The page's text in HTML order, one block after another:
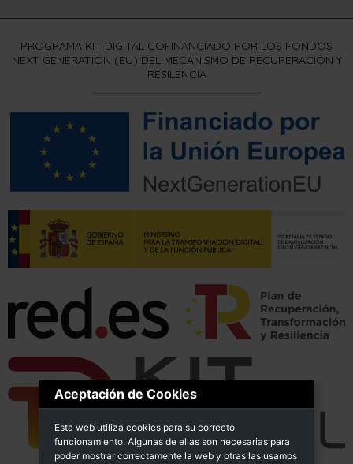
PROGRAMA KIT DIGITAL COFINANCIADO POR LOS FONDOS
NEXT GENERATION (EU) DEL MECANISMO DE RECUPERACIÓN Y
RESILENCIA
Aceptación de Cookies
Esta web utiliza cookies para su correcto
funcionamiento. Algunas de ellas son necesarias para
poder mostrar correctamente la web y otras las usamos